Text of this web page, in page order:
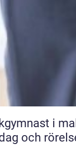
i malmköping
och